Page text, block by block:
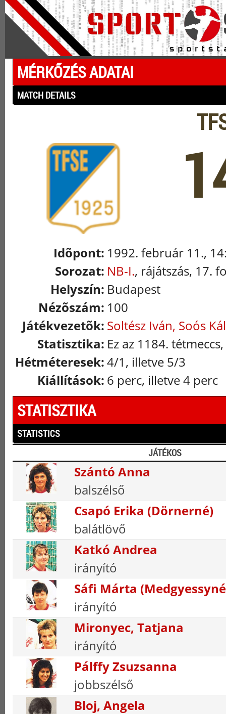
MÉRKŐZÉS ADATAI
MATCH DETAILS
Idõpont: 1992. február 11.,
Sorozat: NB-I., rájátszás, 17.
Helyszín: Budapest
Nézõszám: 100
Játékvezetõk: Soltész Iván, Soós
Statisztika: Ez az 1184.
Hétméteresek:4/1, illetve 5/3
Kiállítások: 6 perc, illetve 4 perc
STATISZTIKA
STATISTICS
JÁTÉKOS
Szántó Anna
balszélső
Csapó Erika (Dörnerné)
balátlövő
Katkó Andrea
irányító
Sáfi Márta
irányító
Mironyec, Tatjana
irányító
Pálffy Zsuzsanna
jobbszélső
Bloj, Angela